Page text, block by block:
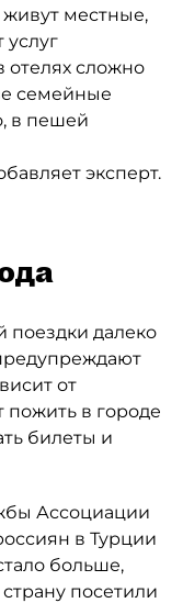
живут местные,
услуг
отелях сложно
семейные
в пешей
эксперт.
поездки далеко
от
пожить в городе
билеты и
Ассоциации
в Турции
больше,
посетили